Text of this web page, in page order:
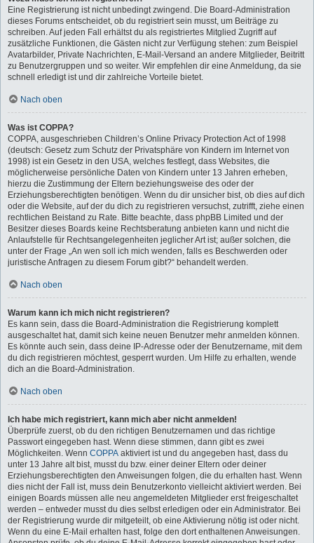
Eine Registrierung ist nicht unbedingt zwingend. Die Board-Administration
dieses Forums entscheidet, ob du registriert sein musst, um Beiträge zu
schreiben. Auf jeden Fall erhältst du als registriertes Mitglied Zugriff auf
zusätzliche Funktionen, die Gästen nicht zur Verfügung stehen: zum Beispiel
Avatarbilder, Private Nachrichten, E-Mail-Versand an andere Mitglieder, Beitritt
zu Benutzergruppen und so weiter. Wir empfehlen dir eine Anmeldung, da sie
schnell erledigt ist und dir zahlreiche Vorteile bietet.
Nach oben
Was ist COPPA?
COPPA, ausgeschrieben Children’s Online Privacy Protection Act of 1998
(deutsch: Gesetz zum Schutz der Privatsphäre von Kindern im Internet von
1998) ist ein Gesetz in den USA, welches festlegt, dass Websites, die
möglicherweise persönliche Daten von Kindern unter 13 Jahren erheben,
hierzu die Zustimmung der Eltern beziehungsweise des oder der
Erziehungsberechtigten benötigen. Wenn du dir unsicher bist, ob dies auf dich
oder die Website, auf der du dich zu registrieren versuchst, zutrifft, ziehe einen
rechtlichen Beistand zu Rate. Bitte beachte, dass phpBB Limited und der
Besitzer dieses Boards keine Rechtsberatung anbieten kann und nicht die
Anlaufstelle für Rechtsangelegenheiten jeglicher Art ist; außer solchen, die
unter der Frage „An wen soll ich mich wenden, falls es Beschwerden oder
juristische Anfragen zu diesem Forum gibt?“ behandelt werden.
Nach oben
Warum kann ich mich nicht registrieren?
Es kann sein, dass die Board-Administration die Registrierung komplett
ausgeschaltet hat, damit sich keine neuen Benutzer mehr anmelden können.
Es könnte auch sein, dass deine IP-Adresse oder der Benutzername, mit dem
du dich registrieren möchtest, gesperrt wurden. Um Hilfe zu erhalten, wende
dich an die Board-Administration.
Nach oben
Ich habe mich registriert, kann mich aber nicht anmelden!
Überprüfe zuerst, ob du den richtigen Benutzernamen und das richtige
Passwort eingegeben hast. Wenn diese stimmen, dann gibt es zwei
Möglichkeiten. Wenn COPPA aktiviert ist und du angegeben hast, dass du
unter 13 Jahre alt bist, musst du bzw. einer deiner Eltern oder deiner
Erziehungsberechtigten den Anweisungen folgen, die du erhalten hast. Wenn
dies nicht der Fall ist, muss dein Benutzerkonto vielleicht aktiviert werden. Bei
einigen Boards müssen alle neu angemeldeten Mitglieder erst freigeschaltet
werden – entweder musst du dies selbst erledigen oder ein Administrator. Bei
der Registrierung wurde dir mitgeteilt, ob eine Aktivierung nötig ist oder nicht.
Wenn du eine E-Mail erhalten hast, folge den dort enthaltenen Anweisungen.